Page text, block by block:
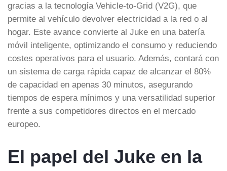
gracias a la tecnología Vehicle-to-Grid (V2G), que
permite al vehículo devolver electricidad a la red o al
hogar. Este avance convierte al Juke en una batería
móvil inteligente, optimizando el consumo y reduciendo
costes operativos para el usuario. Además, contará con
un sistema de carga rápida capaz de alcanzar el 80%
de capacidad en apenas 30 minutos, asegurando
tiempos de espera mínimos y una versatilidad superior
frente a sus competidores directos en el mercado
europeo.
El papel del Juke en la